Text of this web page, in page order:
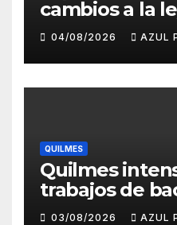
cambios a la
convocó a
jueves en
Gobierno
04/08/2026 AZUL
QUILMES
Quilmes
trabajos de
distintos
03/08/2026 AZUL